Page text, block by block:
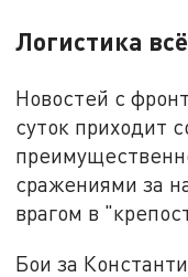
Логистика всё
Новостей с
суток приходит
сражениями за
врагом в
Бои за